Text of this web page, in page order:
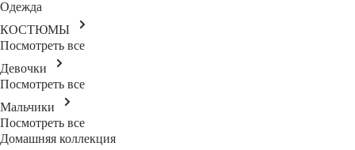
Одежда
КОСТЮМЫ
Посмотреть все
Девочки
Посмотреть все
Мальчики
Посмотреть все
Домашняя коллекция